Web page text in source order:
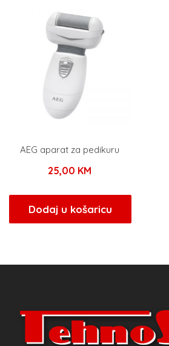
AEG aparat za pedikuru
25,00 KM
Dodaj u košaricu